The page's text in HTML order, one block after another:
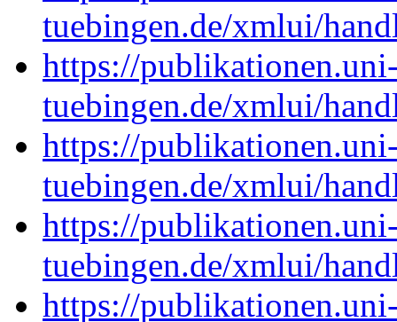
tuebingen.de/xmlui/
https://
tuebingen.de/xmlui/
https://
tuebingen.de/xmlui/
https://
tuebingen.de/xmlui/
https://